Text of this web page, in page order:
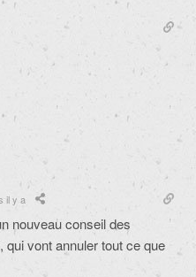
il y a
nouveau conseil des
vont annuler tout ce que